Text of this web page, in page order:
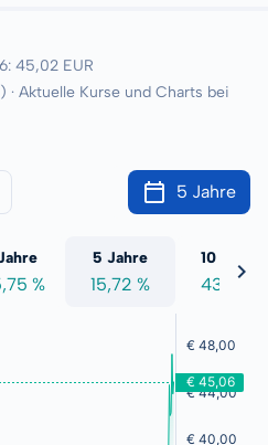
45,02 EUR
· Aktuelle Kurse und Charts bei
5 Jahre
%
5 Jahre
15,72 %
10 Jahre
43,41 %